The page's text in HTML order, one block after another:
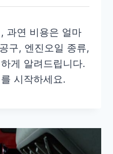
과연 비용은 얼마
구, 엔진오일 종류,
게 알려드립니다.
시작하세요.